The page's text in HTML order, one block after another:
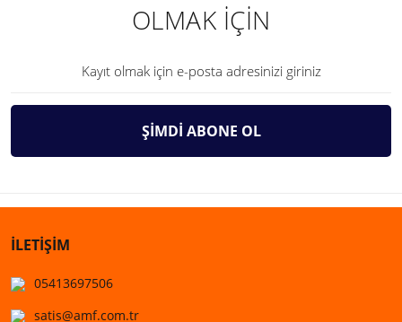
OLMAK İÇİN
ŞİMDİ ABONE OL
İLETİŞİM
05413697506
satis@amf.com.tr